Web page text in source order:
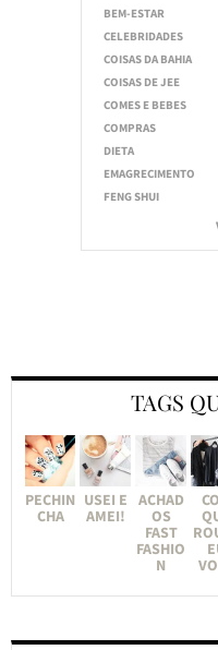
BEM-ESTAR
CELEBRIDADES
COISAS DA BAHIA
COISAS DE JEE
COMES E BEBES
COMPRAS
DIETA
EMAGRECIMENTO
FENG SHUI
TAGS
PECHIN
CHA
USEI E
AMEI!
ACHAD
OS
FAST
FASHIO
N